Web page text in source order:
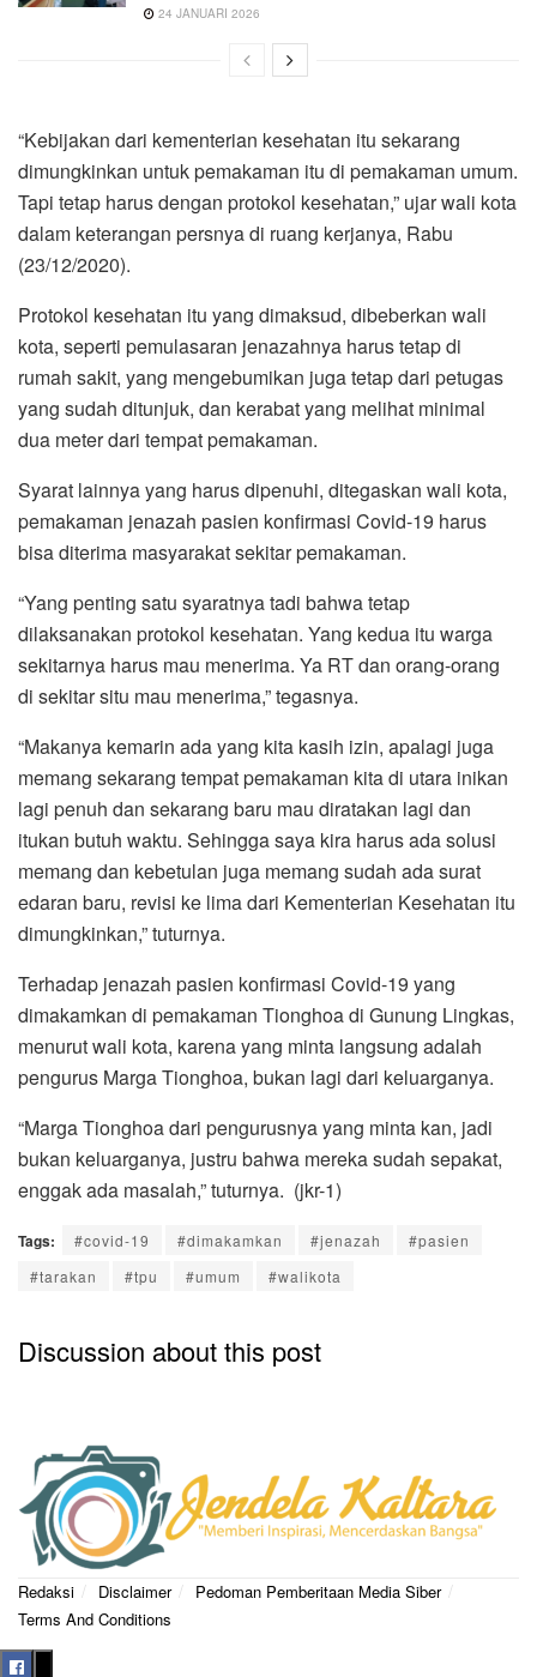
24 JANUARI 2026
“Kebijakan dari kementerian kesehatan itu sekarang
dimungkinkan untuk pemakaman itu di pemakaman umum.
Tapi tetap harus dengan protokol kesehatan,” ujar wali kota
dalam keterangan persnya di ruang kerjanya, Rabu
(23/12/2020).
Protokol kesehatan itu yang dimaksud, dibeberkan wali
kota, seperti pemulasaran jenazahnya harus tetap di
rumah sakit, yang mengebumikan juga tetap dari petugas
yang sudah ditunjuk, dan kerabat yang melihat minimal
dua meter dari tempat pemakaman.
Syarat lainnya yang harus dipenuhi, ditegaskan wali kota,
pemakaman jenazah pasien konfirmasi Covid-19 harus
bisa diterima masyarakat sekitar pemakaman.
“Yang penting satu syaratnya tadi bahwa tetap
dilaksanakan protokol kesehatan. Yang kedua itu warga
sekitarnya harus mau menerima. Ya RT dan orang-orang
di sekitar situ mau menerima,” tegasnya.
“Makanya kemarin ada yang kita kasih izin, apalagi juga
memang sekarang tempat pemakaman kita di utara inikan
lagi penuh dan sekarang baru mau diratakan lagi dan
itukan butuh waktu. Sehingga saya kira harus ada solusi
memang dan kebetulan juga memang sudah ada surat
edaran baru, revisi ke lima dari Kementerian Kesehatan itu
dimungkinkan,” tuturnya.
Terhadap jenazah pasien konfirmasi Covid-19 yang
dimakamkan di pemakaman Tionghoa di Gunung Lingkas,
menurut wali kota, karena yang minta langsung adalah
pengurus Marga Tionghoa, bukan lagi dari keluarganya.
“Marga Tionghoa dari pengurusnya yang minta kan, jadi
bukan keluarganya, justru bahwa mereka sudah sepakat,
enggak ada masalah,” tuturnya. (jkr-1)
Tags: #covid-19 #dimakamkan #jenazah
#pasien
#tarakan
#tpu #umum #walikota
Discussion about this post
Redaksi Disclaimer
Pedoman Pemberitaan Media Siber
Terms And Conditions